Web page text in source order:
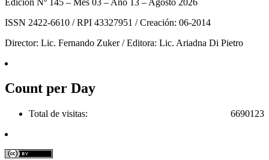
ISSN 2422-6610 / RPI 43327951 / Creación: 06-2014
Director: Lic. Fernando Zuker / Editora: Lic. Ariadna Di Pietro
Count per Day
6690123
Total de visitas: